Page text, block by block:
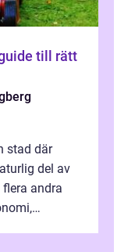
stad där
del av
andra